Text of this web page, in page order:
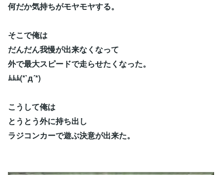
何だか気持ちがモヤモヤする。
そこで俺は
だんだん我慢が出来なくなって
外で最大スピードで走らせたくなった。
ﾑﾑﾑ(*`д´*)
こうして俺は
とうとう外に持ち出し
ラジコンカーで遊ぶ決意が出来た。